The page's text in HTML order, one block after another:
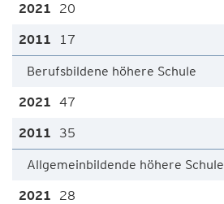
20
17
Berufsbildene höhere Schule
47
35
Allgemeinbildende höhere Schule
28